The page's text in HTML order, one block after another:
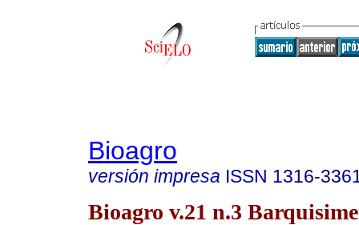
Bioagro
versión impresa ISSN 1316-
Bioagro v.21 n.3